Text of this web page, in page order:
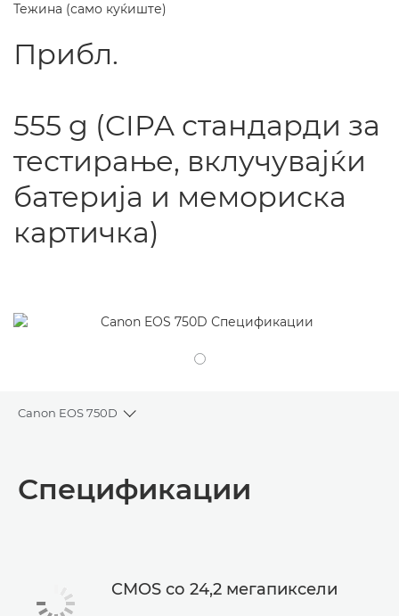
Тежина (само куќиште)
Прибл.
555 g (CIPA стандарди за
тестирање, вклучувајќи
батерија и мемориска
картичка)
Canon EOS 750D
Toggle breadcrumbs
Спецификации
Спецификации
CMOS со 24,2 мегапиксели